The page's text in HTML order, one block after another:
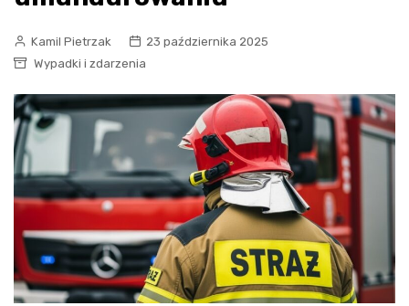
Kamil Pietrzak
23 października 2025
Wypadki i zdarzenia